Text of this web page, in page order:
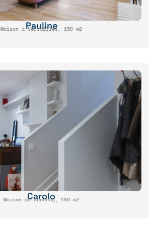
Pauline
Maison à Versailles, 150 m2
Carolo
Maison au Chesnay, 180 m2